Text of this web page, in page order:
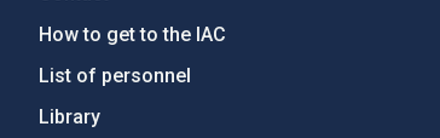
How to get to the IAC
List of personnel
Library